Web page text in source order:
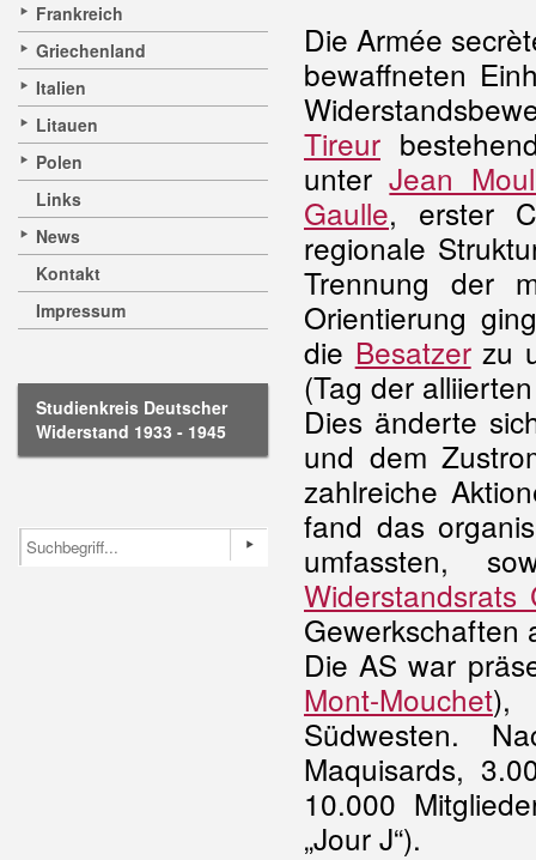
Frankreich
Griechenland
Italien
Litauen
Polen
Links
News
Kontakt
Impressum
Studienkreis Deutscher
Widerstand 1933 - 1945
Die Armée
bewaffneten
Tireur
unterJean
Gaulle, erster
regionale
Trennung der
Orientierung
die Besatzerzu
(Tag der
Dies änderte
und dem
zahlreiche
fand das
umfassten,
Widerstandsrats
Gewerkschaften
Die AS war
Mont-Mouchet
Südwesten.
Maquisards,
10.000
„Jour J“).